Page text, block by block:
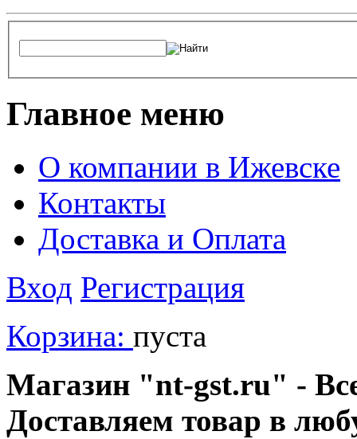
Главное меню
О компании в Ижевске
Контакты
Доставка и Оплата
Вход Регистрация
Корзина: пуста
Магазин "nt-gst.ru" -
Доставляем товар в